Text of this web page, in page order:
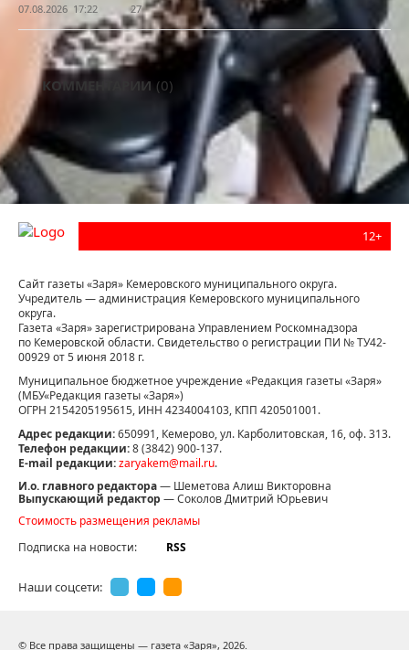
07.08.2026 17:22 27
КОММЕНТАРИИ (0)
12+
Сайт газеты «Заря» Кемеровского муниципального округа.
Учредитель — администрация Кемеровского муниципального
округа.
Газета «Заря» зарегистрирована Управлением Роскомнадзора
по Кемеровской области. Свидетельство о регистрации ПИ № ТУ42-
00929 от 5 июня 2018 г.
Муниципальное бюджетное учреждение «Редакция газеты «Заря»
(МБУ«Редакция газеты «Заря»)
ОГРН 2154205195615, ИНН 4234004103, КПП 420501001.
Адрес редакции:650991, Кемерово, ул. Карболитовская, 16, оф. 313.
Телефон редакции:8 (3842) 900-137.
E-mail редакции:zaryakem@mail.ru.
И.о. главного редактора— Шеметова Алиш Викторовна
Выпускающий редактор — Соколов Дмитрий Юрьевич
Стоимость размещения рекламы
Подписка на новости:
RSS
Наши соцсети:
© Все права защищены — газета «Заря», 2026.